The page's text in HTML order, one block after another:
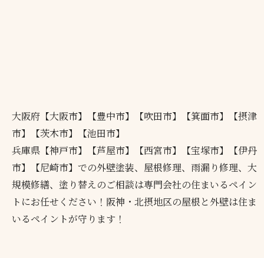
大阪府【大阪市】【豊中市】【吹田市】【箕面市】【摂津
市】【茨木市】【池田市】
兵庫県【神戸市】【芦屋市】【西宮市】【宝塚市】【伊丹
市】【尼崎市】での外壁塗装、屋根修理、雨漏り修理、大
規模修繕、塗り替えのご相談は専門会社の住まいるペイン
トにお任せください！阪神・北摂地区の屋根と外壁は住ま
いるペイントが守ります！